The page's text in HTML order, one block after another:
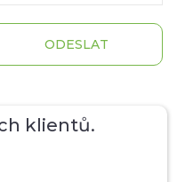
ODESLAT
klientů.